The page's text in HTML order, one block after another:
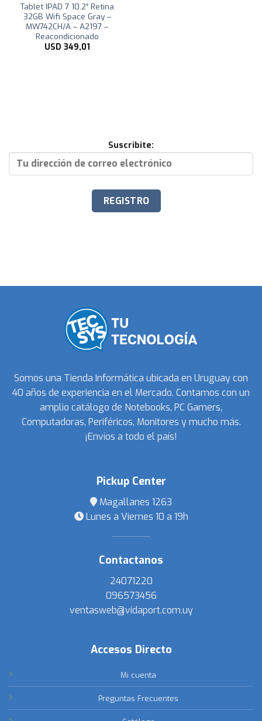
Tablet IPAD 7 10.2″ Retina
32GB Wifi Space Gray –
MW742CH/A – A2197 –
Reacondicionado
USD 349,01
Suscribite:
Somos una Tienda Informática ubicada en Uruguay con
40 años de experiencia en el Mercado. Contamos con un
amplio catálogo de Notebooks, PC Gamers,
Computadoras, Periféricos, Monitores y mucho más.
¡Envíos a todo el país!
Pickup Center
Magallanes 1263
Lunes a Viernes 10 a 19h
Contactanos
24071220
096573456
ventasweb@vidaport.com.uy
Accesos Directo
Mi cuenta
Preguntas Frecuentes